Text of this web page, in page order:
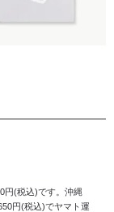
円(税込)です。沖縄
円(税込)でヤマト運